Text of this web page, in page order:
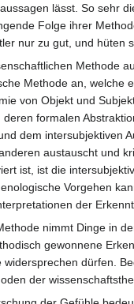
lässt. So sehr
Folge ihrer
nur zu gut, und hüten
Methode
Methode an, welche
von Objekt und
formalen
dem intersubjektiven
austauscht und
ist, ist die
Vorgehen
der
nimmt Dinge in
gewonnene
dürfen.
der